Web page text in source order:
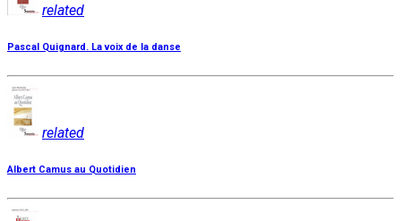
related
Pascal Quignard. La voix de la danse
related
Albert Camus au Quotidien